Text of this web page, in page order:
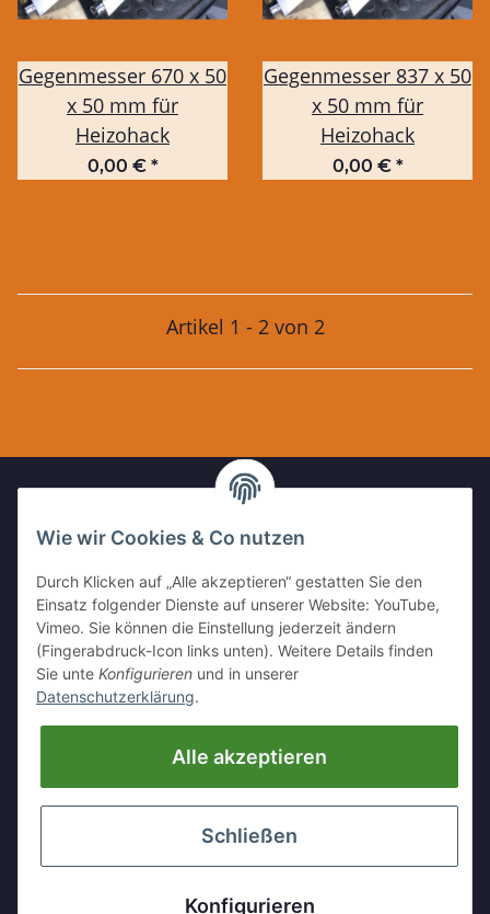
Gegenmesser 670 x 50
x 50 mm für
Heizohack
0,00 € *
Gegenmesser 837 x 50
x 50 mm für
Heizohack
0,00 € *
Artikel 1 - 2 von 2
IHR KONTAKT ZU UNS
Kleinewefersstr. 1
47803 Krefeld
Tel:+49 (0)2151 5372253
Mobil:+49 (0)157 30656681
E-Mai:info@hackmesser24.de
INFORMATIONEN
GESETZLICHE INFORMATIONEN
* Alle Preise zzgl. gesetzlicher USt., zzgl.
Wie wir Cookies & Co nutzen
Durch Klicken auf „Alle akzeptieren“ gestatten Sie den
Einsatz folgender Dienste auf unserer Website: YouTube,
Vimeo. Sie können die Einstellung jederzeit ändern
(Fingerabdruck-Icon links unten). Weitere Details finden
Sie unte Konfigurieren und in unserer
Datenschutzerklärung.
Alle akzeptieren
Schließen
Konfigurieren